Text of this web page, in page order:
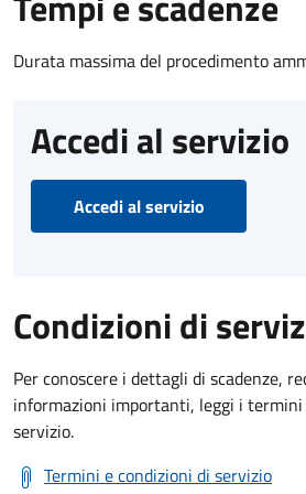
Durata massima del procedimento
Accedi al servizio
Accedi al servizio
Condizioni di
Per conoscere i dettagli di scadenze,
informazioni importanti, leggi i termini
servizio.
Termini e condizioni di servizio